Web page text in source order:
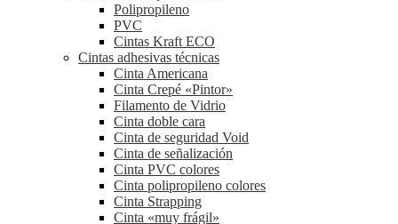
Polipropileno
PVC
Cintas Kraft ECO
Cintas adhesivas técnicas
Cinta Americana
Cinta Crepé «Pintor»
Filamento de Vidrio
Cinta doble cara
Cinta de seguridad Void
Cinta de señalización
Cinta PVC colores
Cinta polipropileno colores
Cinta Strapping
Cinta «muy frágil»